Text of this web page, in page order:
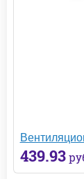
439.93